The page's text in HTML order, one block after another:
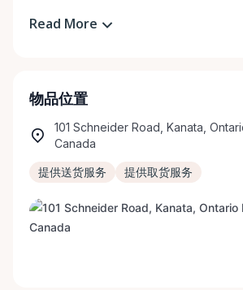
Read More
物品位置
101 Schneider Road, Kanata,
Canada
提供送货服务 提供取货服务